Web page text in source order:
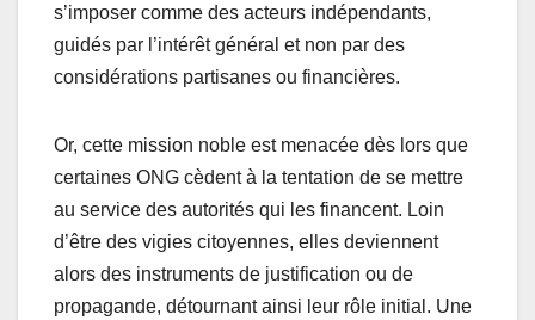
s’imposer comme des acteurs indépendants,
guidés par l’intérêt général et non par des
considérations partisanes ou financières.
Or, cette mission noble est menacée dès lors que
certaines ONG cèdent à la tentation de se mettre
au service des autorités qui les financent. Loin
d’être des vigies citoyennes, elles deviennent
alors des instruments de justification ou de
propagande, détournant ainsi leur rôle initial. Une